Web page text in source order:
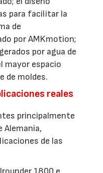
para facilitar la
de
por AMKmotion;
por agua de
mayor espacio
de moldes.
reales
principalmente
Alemania,
de las